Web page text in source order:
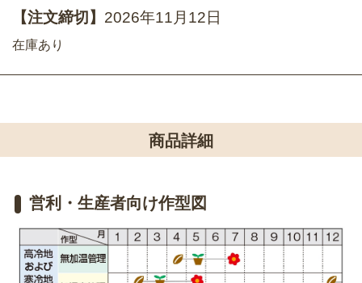
【注文締切】 2026年11月12日
在庫あり
商品詳細
営利・生産者向け作型図